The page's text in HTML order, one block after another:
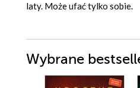
laty. Może ufać tylko sobie.
Wybrane